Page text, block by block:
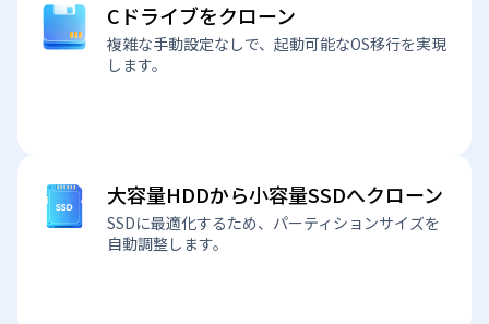
Cドライブをクローン
複雑な手動設定なしで、起動可能なOS移行を実現
します。
大容量HDDから小容量SSDへクローン
SSDに最適化するため、パーティションサイズを
自動調整します。